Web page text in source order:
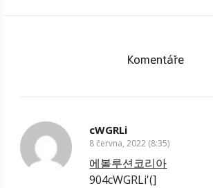
Komentáře
cWGRLi
8 června, 2022 (8:35)
에볼루션코리아
904cWGRLi'(]